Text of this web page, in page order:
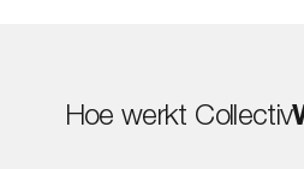
Hoe werkt Collectiv